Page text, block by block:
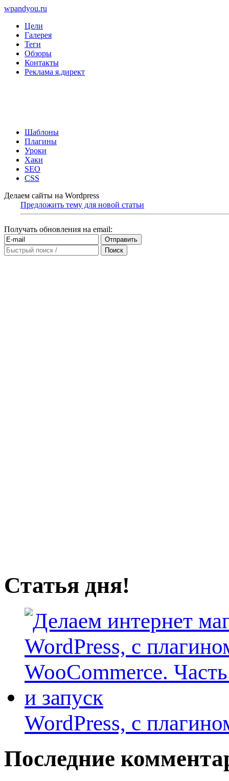
wpandyou.ru
Цели
Галерея
Теги
Обзоры
Контакты
Реклама я.директ
Шаблоны
Плагины
Уроки
Хаки
SEO
CSS
Делаем сайты на Wordpress
Предложить тему для новой статьи
Получать обновления на email:
Статья дня!
WordPress, с
Последние